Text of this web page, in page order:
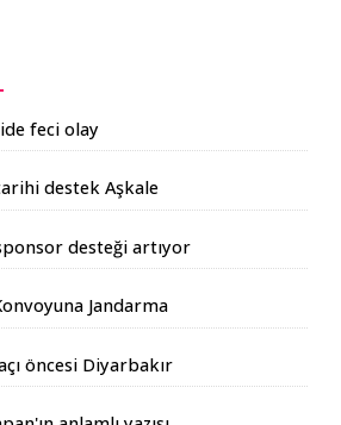
feci olay
destek Aşkale
desteği artıyor
Jandarma
öncesi Diyarbakır